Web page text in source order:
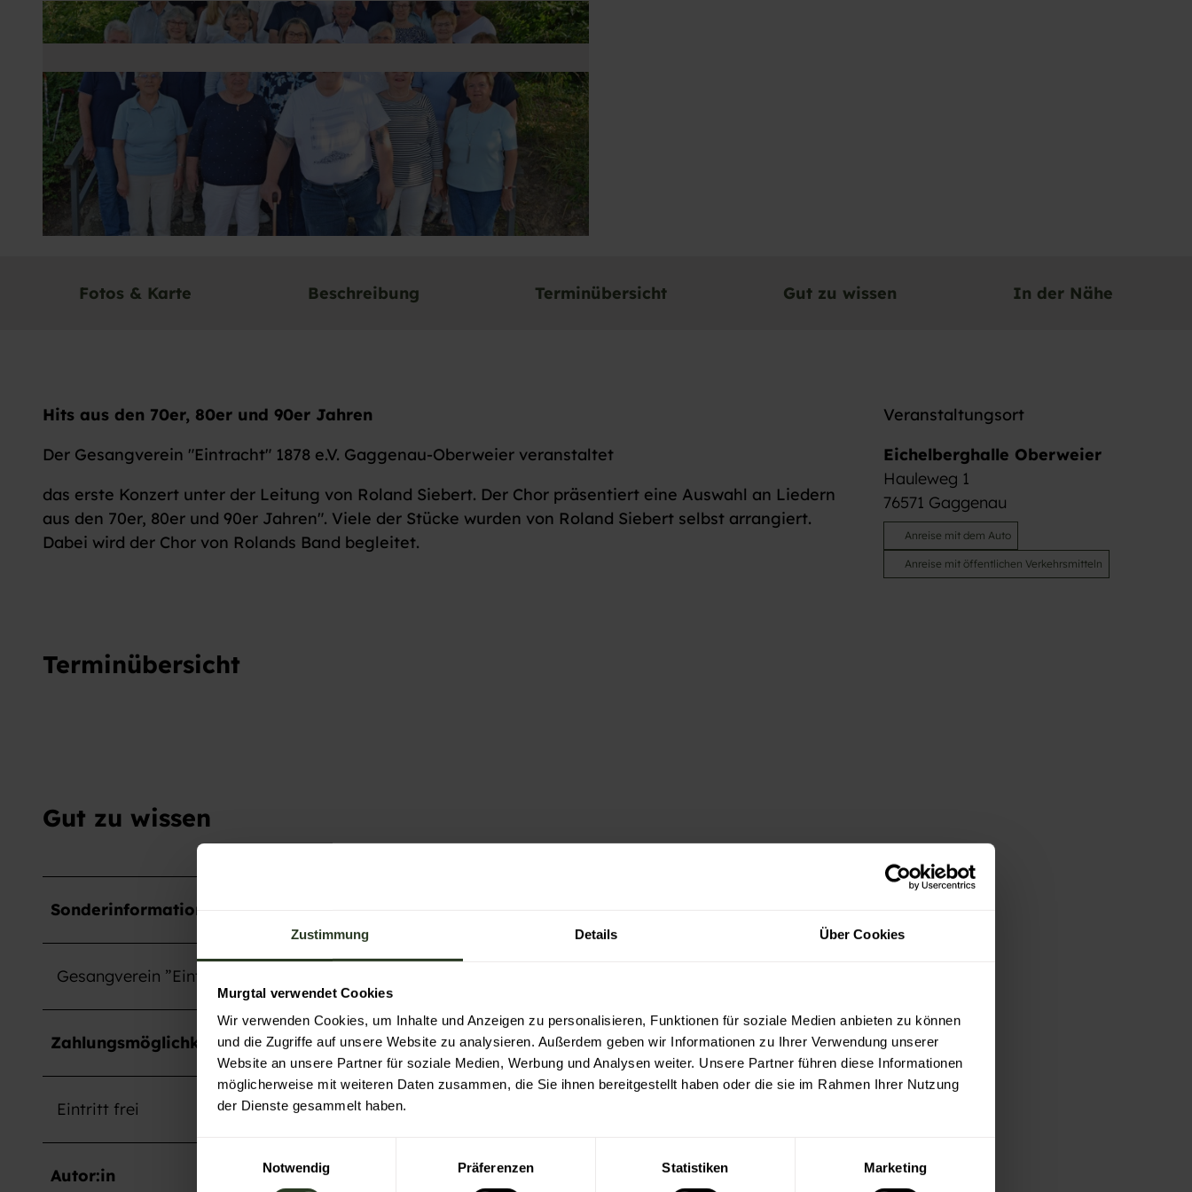
Zustimmung Details Über Cookies
Murgtal verwendet Cookies
Wir verwenden Cookies, um Inhalte und Anzeigen zu personalisieren, Funktionen für soziale Medien anbieten zu können
und die Zugriffe auf unsere Website zu analysieren. Außerdem geben wir Informationen zu Ihrer Verwendung unserer
Website an unsere Partner für soziale Medien, Werbung und Analysen weiter. Unsere Partner führen diese Informationen
möglicherweise mit weiteren Daten zusammen, die Sie ihnen bereitgestellt haben oder die sie im Rahmen Ihrer Nutzung
der Dienste gesammelt haben.
E
Notwendig Präferenzen Statistiken Marketing
Fotos & Karte Beschreibung Terminübersicht Gut zu wissen In der Nähe
Hits aus den 70er, 80er und 90er Jahren
Der Gesangverein "Eintracht" 1878 e.V. Gaggenau-Oberweier veranstaltet
das erste Konzert unter der Leitung von Roland Siebert. Der Chor präsentiert eine Auswahl an Liedern
aus den 70er, 80er und 90er Jahren". Viele der Stücke wurden von Roland Siebert selbst arrangiert.
Dabei wird der Chor von Rolands Band begleitet.
Terminübersicht
Gut zu wissen
Sonderinformation
Gesangverein ”Eintracht” 1878 e.V. Gaggenau-Oberweier www.gesangverein-gaggenau-oberweier.de
Zahlungsmöglichkeiten
Eintritt frei
Autor:in
Veranstaltungsort
Eichelberghalle Oberweier
Hauleweg 1
76571 Gaggenau
Anreise mit dem Auto
Anreise mit öffentlichen Verkehrsmitteln